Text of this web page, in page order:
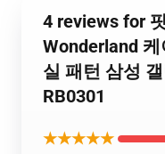
4 reviews for
Wonderland
실 패턴 삼성
RB0301
★★★★★